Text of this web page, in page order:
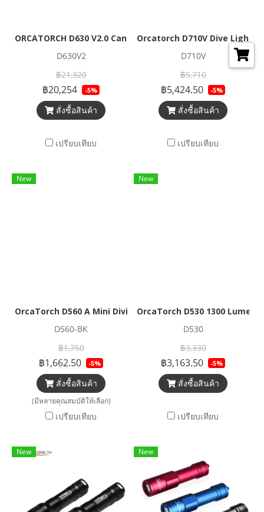
ORCATORCH D630 V2.0 Canister dive light 4600 Lumens
D630V2
฿21,320
฿20,254 -5%
สั่งซื้อสินค้า
เปรียบเทียบ
Orcatorch D710V Dive Light
D710V
฿5,710
฿5,424.50 -5%
สั่งซื้อสินค้า
เปรียบเทียบ
New
OrcaTorch D560 A Mini Diving Dive Light
D560-BK
฿1,750
฿1,662.50 -5%
สั่งซื้อสินค้า
(มีหลายคุณสมบัติให้เลือก)
เปรียบเทียบ
New
OrcaTorch D530 1300
D530
฿3,330
฿3,163.50 -5%
สั่งซื้อสินค้า
เปรียบเทียบ
New New